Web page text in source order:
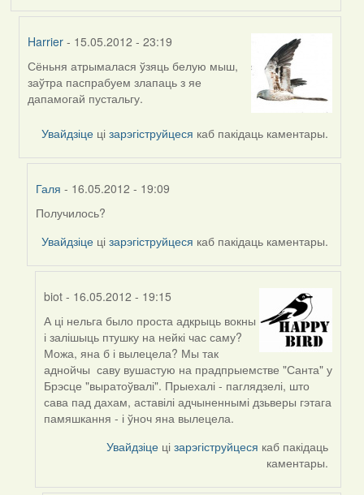
Harrier - 15.05.2012 - 23:19
In
reply
to
Falcon
Сёньня атрымалася ўзяць белую мыш,
заўтра паспрабуем злапаць з яе
дапамогай пустальгу.
Увайдзіце цізарэгіструйцеся каб пакідаць каментары.
Галя - 16.05.2012 - 19:09
In
reply
by
Получилось?
Увайдзіце цізарэгіструйцеся каб пакідаць каментары.
biot- 16.05.2012 - 19:15
In
reply
to
by
Галя
А ці нельга было проста адкрыць вокны
і залішыць птушку на нейкі час саму?
Можа, яна б і вылецела? Мы так
аднойчы саву вушастую на прадпрыемстве "Санта" у
Брэсце "выратоўвалі". Прыехалі - паглядзелі, што
сава пад дахам, аставілі адчыненнымі дзьверы гэтага
памяшкання - і ўноч яна вылецела.
Увайдзіце цізарэгіструйцеся каб пакідаць
каментары.